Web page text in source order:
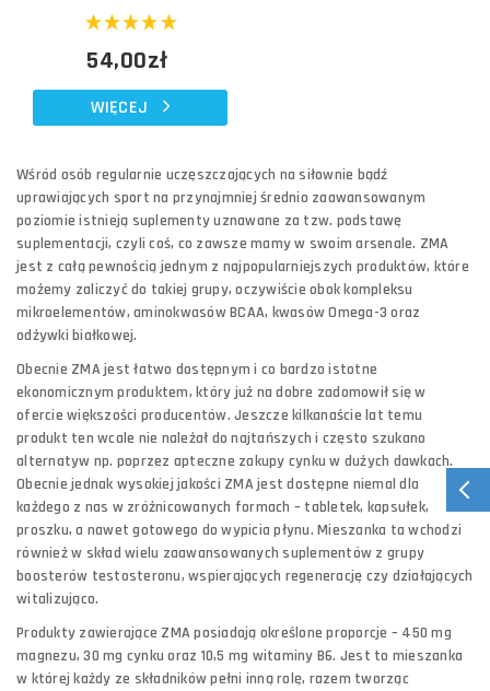
54,00zł
WIĘCEJ
Wśród osób regularnie uczęszczających na siłownie bądź
uprawiających sport na przynajmniej średnio zaawansowanym
poziomie istnieją suplementy uznawane za tzw. podstawę
suplementacji, czyli coś, co zawsze mamy w swoim arsenale. ZMA
jest z całą pewnością jednym z najpopularniejszych produktów, które
możemy zaliczyć do takiej grupy, oczywiście obok kompleksu
mikroelementów, aminokwasów BCAA, kwasów Omega-3 oraz
odżywki białkowej.
Obecnie ZMA jest łatwo dostępnym i co bardzo istotne
ekonomicznym produktem, który już na dobre zadomowił się w
ofercie większości producentów. Jeszcze kilkanaście lat temu
produkt ten wcale nie należał do najtańszych i często szukano
alternatyw np. poprzez apteczne zakupy cynku w dużych dawkach.
Obecnie jednak wysokiej jakości ZMA jest dostępne niemal dla
każdego z nas w zróżnicowanych formach – tabletek, kapsułek,
proszku, a nawet gotowego do wypicia płynu. Mieszanka ta wchodzi
również w skład wielu zaawansowanych suplementów z grupy
boosterów testosteronu, wspierających regenerację czy działających
witalizująco.
Produkty zawierające ZMA posiadają określone proporcje – 450 mg
magnezu, 30 mg cynku oraz 10,5 mg witaminy B6. Jest to mieszanka
w której każdy ze składników pełni inną rolę, razem tworząc